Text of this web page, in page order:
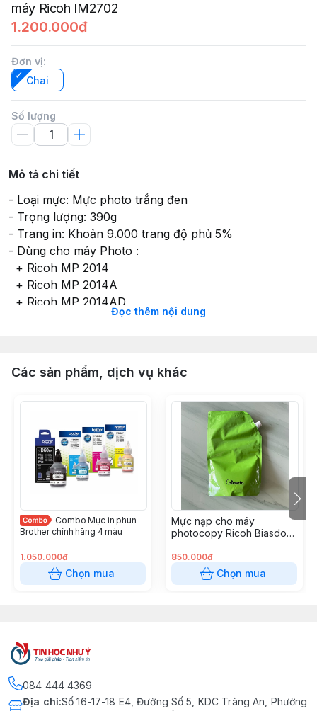
máy Ricoh IM2702
1.200.000đ
Đơn vị:
Chai
Số lượng
Mô tả chi tiết
- Loại mực: Mực photo trắng đen
- Trọng lượng: 390g
- Trang in: Khoản 9.000 trang độ phủ 5%
- Dùng cho máy Photo :
+ Ricoh MP 2014
+ Ricoh MP 2014A
+ Ricoh MP 2014AD
Đọc thêm nội dung
Các sản phẩm, dịch vụ khác
Combo Mực in phun
Brother chính hãng 4 màu
1.050.000đ
Chọn mua
Mực nạp cho máy
photocopy Ricoh Biasdo
850.000đ
Chọn mua
084 444 4369
Địa chỉ:Số 16-17-18 E4, Đường Số 5, KDC Tràng An, Phường